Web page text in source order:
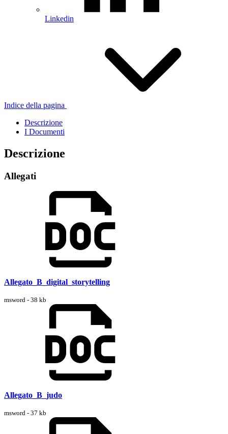
Linkedin
Indice della pagina
Descrizione
I Documenti
Descrizione
Allegati
Allegato_B_digital_storytelling
msword - 38 kb
Allegato_B_judo
msword - 37 kb